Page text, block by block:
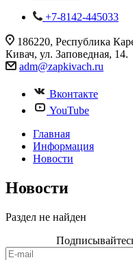
+7-8142-445033
186220, Республика
Кивач, ул. Заповедная, 14.
adm@zapkivach.ru
Вконтакте
YouTube
Главная
Информация
Новости
Новости
Раздел не найден